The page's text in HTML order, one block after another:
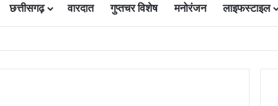
छत्तीसगढ़ वारदात गुप्तचर विशेष मनोरंजन लाइफस्टाइल
की एक गलती की वजह से जिंदगी हो गई बर्बाद; सुप्रीम कोर्ट ने किया बरी